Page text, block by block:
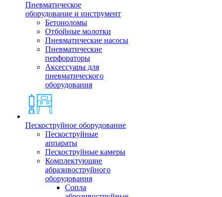
Пневматическое
оборудование и инструмент
Бетоноломы
Отбойные молотки
Пневматические насосы
Пневматические
перфораторы
Аксессуары для
пневматического
оборудования
Пескоструйное оборудование
Пескоструйные
аппараты
Пескоструйные камеры
Комплектующие
абразивоструйного
оборудования
Сопла